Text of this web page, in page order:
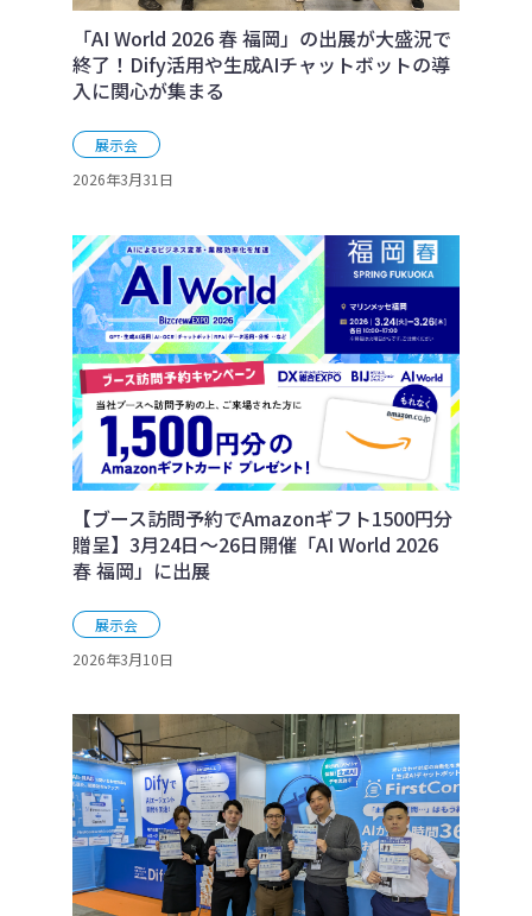
「AI World 2026 春 福岡」の出展が大盛況で
終了！Dify活用や生成AIチャットボットの導
入に関心が集まる
展示会
2026年3月31日
【ブース訪問予約でAmazonギフト1500円分
贈呈】3月24日～26日開催「AI World 2026
春 福岡」に出展
展示会
2026年3月10日